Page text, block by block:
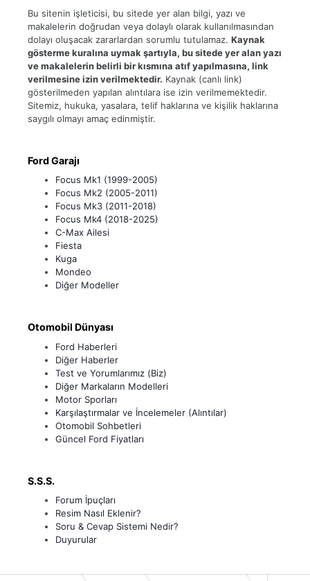
Bu sitenin işleticisi, bu sitede yer alan bilgi, yazı ve
makalelerin doğrudan veya dolaylı olarak kullanılmasından
dolayı oluşacak zararlardan sorumlu tutulamaz. Kaynak
gösterme kuralına uymak şartıyla, bu sitede yer alan yazı
ve makalelerin belirli bir kısmına atıf yapılmasına, link
verilmesine izin verilmektedir. Kaynak (canlı link)
gösterilmeden yapılan alıntılara ise izin verilmemektedir.
Sitemiz, hukuka, yasalara, telif haklarına ve kişilik haklarına
saygılı olmayı amaç edinmiştir.
Ford Garajı
Focus Mk1 (1999-2005)
Focus Mk2 (2005-2011)
Focus Mk3 (2011-2018)
Focus Mk4 (2018-2025)
C-Max Ailesi
Fiesta
Kuga
Mondeo
Diğer Modeller
Otomobil Dünyası
Ford Haberleri
Diğer Haberler
Test ve Yorumlarımız (Biz)
Diğer Markaların Modelleri
Motor Sporları
Karşılaştırmalar ve İncelemeler (Alıntılar)
Otomobil Sohbetleri
Güncel Ford Fiyatları
S.S.S.
Forum İpuçları
Resim Nasıl Eklenir?
Soru & Cevap Sistemi Nedir?
Duyurular